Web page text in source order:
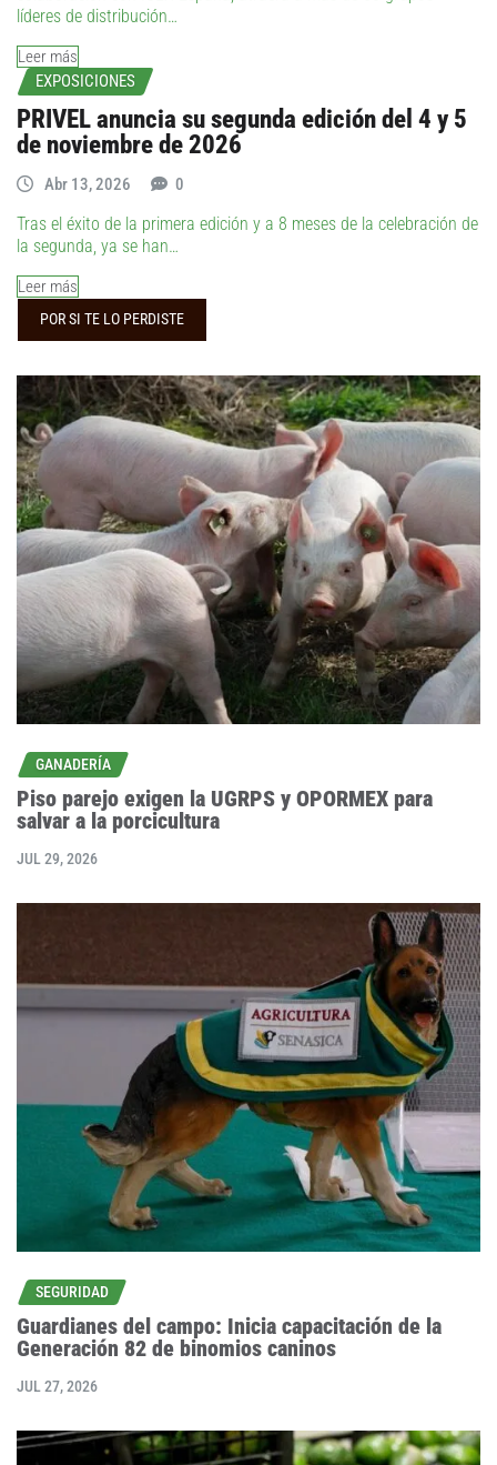
líderes de distribución…
Leer más
EXPOSICIONES
PRIVEL anuncia su segunda edición del 4 y 5
de noviembre de 2026
Abr 13, 2026 0
Tras el éxito de la primera edición y a 8 meses de la celebración de
la segunda, ya se han…
Leer más
POR SI TE LO PERDISTE
GANADERÍA
Piso parejo exigen la UGRPS y OPORMEX para
salvar a la porcicultura
JUL 29, 2026
SEGURIDAD
Guardianes del campo: Inicia capacitación de la
Generación 82 de binomios caninos
JUL 27, 2026